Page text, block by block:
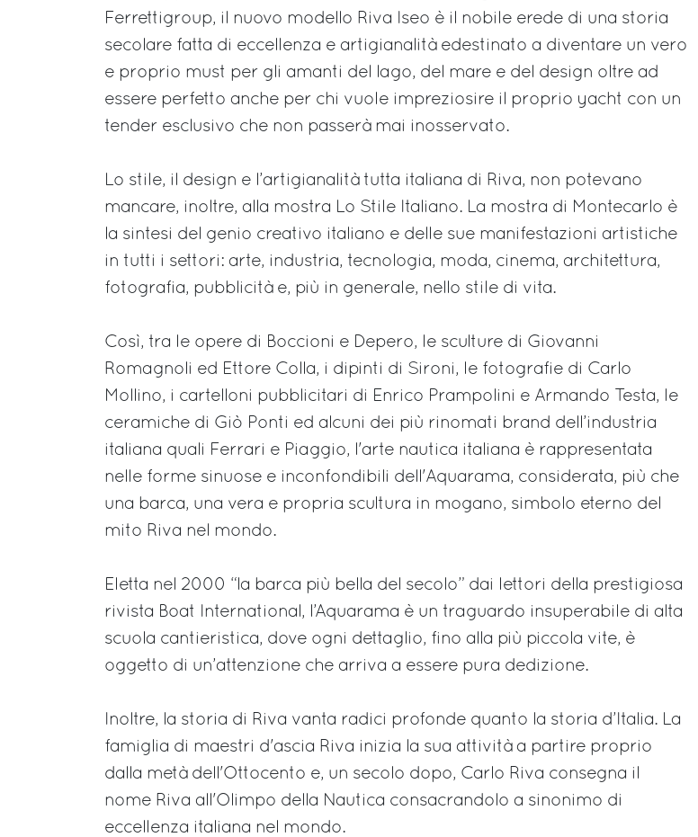
Ferrettigroup, il nuovo modello Riva Iseo è il nobile erede di una storia
secolare fatta di eccellenza e artigianalità edestinato a diventare un vero
e proprio must per gli amanti del lago, del mare e del design oltre ad
essere perfetto anche per chi vuole impreziosire il proprio yacht con un
tender esclusivo che non passerà mai inosservato.
Lo stile, il design e l’artigianalità tutta italiana di Riva, non potevano
mancare, inoltre, alla mostra Lo Stile Italiano. La mostra di Montecarlo è
la sintesi del genio creativo italiano e delle sue manifestazioni artistiche
in tutti i settori: arte, industria, tecnologia, moda, cinema, architettura,
fotografia, pubblicità e, più in generale, nello stile di vita.
Così, tra le opere di Boccioni e Depero, le sculture di Giovanni
Romagnoli ed Ettore Colla, i dipinti di Sironi, le fotografie di Carlo
Mollino, i cartelloni pubblicitari di Enrico Prampolini e Armando Testa, le
ceramiche di Giò Ponti ed alcuni dei più rinomati brand dell’industria
italiana quali Ferrari e Piaggio, l'arte nautica italiana è rappresentata
nelle forme sinuose e inconfondibili dell'Aquarama, considerata, più che
una barca, una vera e propria scultura in mogano, simbolo eterno del
mito Riva nel mondo.
Eletta nel 2000 “la barca più bella del secolo” dai lettori della prestigiosa
rivista Boat International, l’Aquarama è un traguardo insuperabile di alta
scuola cantieristica, dove ogni dettaglio, fino alla più piccola vite, è
oggetto di un’attenzione che arriva a essere pura dedizione.
Inoltre, la storia di Riva vanta radici profonde quanto la storia d’Italia. La
famiglia di maestri d'ascia Riva inizia la sua attività a partire proprio
dalla metà dell'Ottocento e, un secolo dopo, Carlo Riva consegna il
nome Riva all'Olimpo della Nautica consacrandolo a sinonimo di
eccellenza italiana nel mondo.